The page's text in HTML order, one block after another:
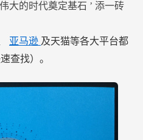
大的时代奠定基石 ’ 添一砖
亚马逊 及天猫等各大平台都
查找）。